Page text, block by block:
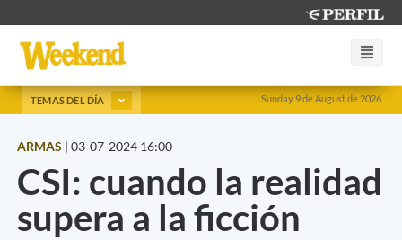
Sunday 9 de August de 2026
TEMAS DEL DÍA
ARMAS | 03-07-2024 16:00
CSI: cuando la realidad
supera a la ficción